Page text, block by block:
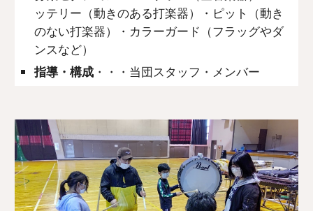
ッテリー（動きのある打楽器）・ピット（動き
のない打楽器）・カラーガード（フラッグやダ
ンスなど）
指導・構成 ・・・当団スタッフ・メンバー